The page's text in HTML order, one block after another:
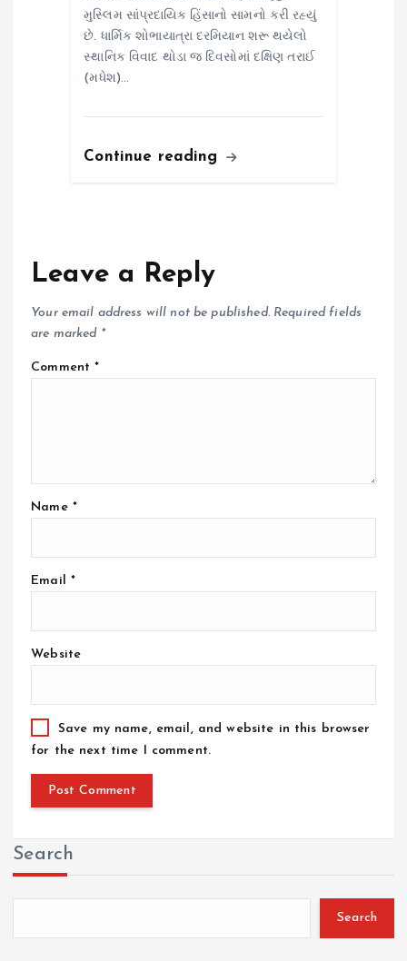
મુસ્લિમ સાંપ્રદાયિક હિંસાનો સામનો કરી રહ્યું
છે. ધાર્મિક શોભાયાત્રા દરમિયાન શરૂ થયેલો
સ્થાનિક વિવાદ થોડા જ દિવસોમાં દક્ષિણ તરાઈ
(મધેશ)…
Continue reading
Leave a Reply
Your email address will not be published. Required fields
are marked *
Comment*
Name *
Email *
Website
Save my name, email, and website in this browser
for the next time I comment.
Search
Search